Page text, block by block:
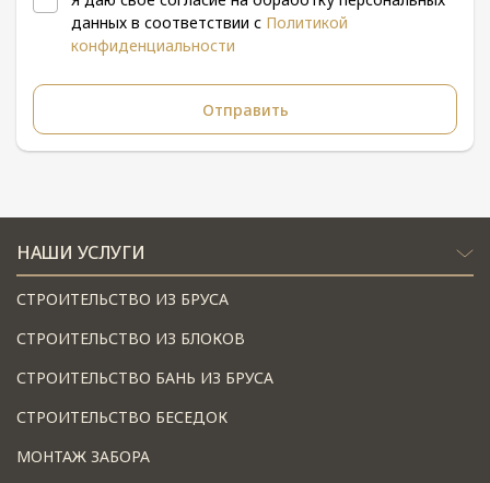
данных в соответствии с Политикой
конфиденциальности
НАШИ УСЛУГИ
СТРОИТЕЛЬСТВО ИЗ БРУСА
СТРОИТЕЛЬСТВО ИЗ БЛОКОВ
СТРОИТЕЛЬСТВО БАНЬ ИЗ БРУСА
СТРОИТЕЛЬСТВО БЕСЕДОК
МОНТАЖ ЗАБОРА